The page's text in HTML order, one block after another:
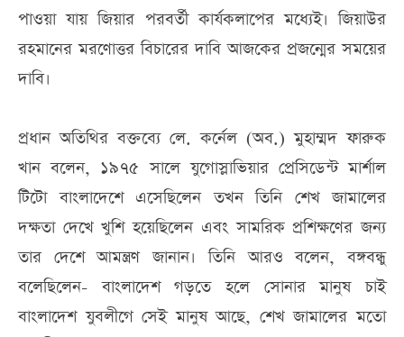
পাওয়া যায় জিয়ার পরবর্তী কার্যকলাপের মধ্যেই। জিয়াউর
রহমানের মরণোত্তর বিচারের দাবি আজকের প্রজন্মের সময়ের
দাবি।
প্রধান অতিথির বক্তব্যে লে. কর্নেল (অব.) মুহাম্মদ ফারুক
খান বলেন, ১৯৭৫ সালে যুগোস্লাভিয়ার প্রেসিডেন্ট মার্শাল
টিটো বাংলাদেশে এসেছিলেন তখন তিনি শেখ জামালের
দক্ষতা দেখে খুশি হয়েছিলেন এবং সামরিক প্রশিক্ষণের জন্য
তার দেশে আমন্ত্রণ জানান। তিনি আরও বলেন, বঙ্গবন্ধু
বলেছিলেন- বাংলাদেশ গড়তে হলে সোনার মানুষ চাই
বাংলাদেশ যুবলীগে সেই মানুষ আছে, শেখ জামালের মতো